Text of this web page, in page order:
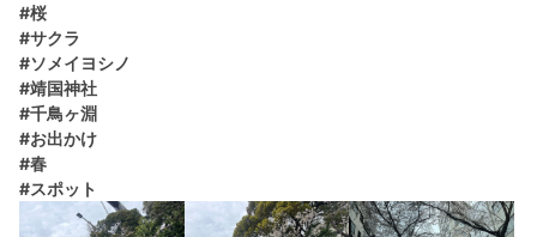
#桜
#サクラ
#ソメイヨシノ
#靖国神社
#千鳥ヶ淵
#お出かけ
#春
#スポット